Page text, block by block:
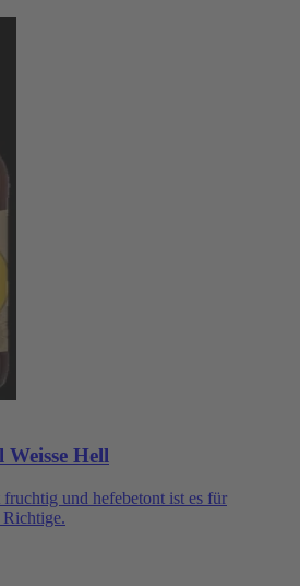
Weisse Hell
fruchtig und hefebetont ist es für
Richtige.